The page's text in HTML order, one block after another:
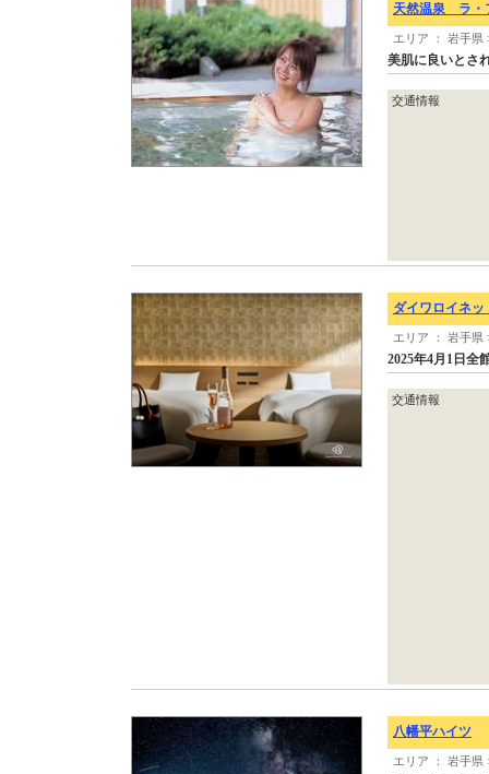
天然温泉 ラ・
エリア ： 岩手県
美肌に良いとさ
交通情報
ダイワロイネ
エリア ： 岩手県
2025年4月1日全
交通情報
八幡平ハイツ
エリア ： 岩手県